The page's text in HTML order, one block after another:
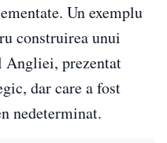
Un exemplu
construirea unui
Angliei, prezentat
dar care a fost
nedeterminat.